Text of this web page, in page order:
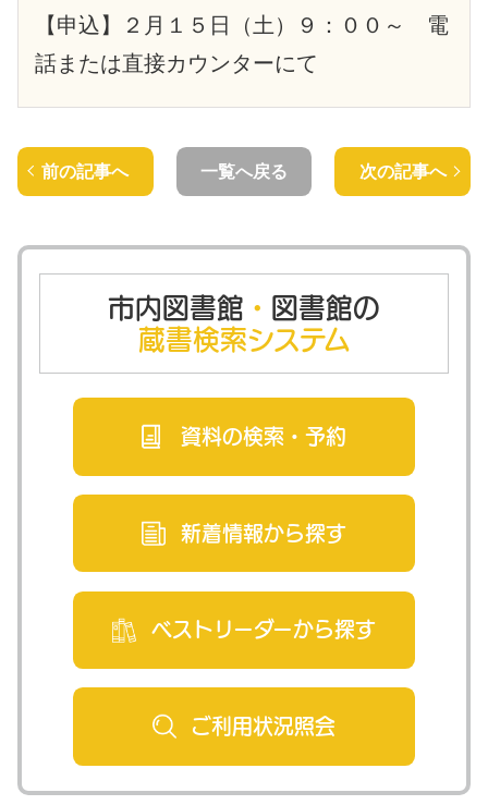
【申込】２月１５日（土）９：００～ 電
話または直接カウンターにて
前の記事へ 一覧へ戻る 次の記事へ
市内図書館 ・ 図書館の
蔵書検索システム
資料の検索・ 予約
新着情報から探す
ベストリーダーから探す
ご利用状況照会